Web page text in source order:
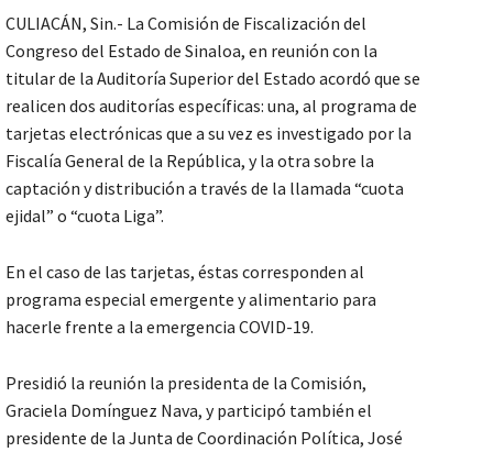
CULIACÁN, Sin.- La Comisión de Fiscalización del
Congreso del Estado de Sinaloa, en reunión con la
titular de la Auditoría Superior del Estado acordó que se
realicen dos auditorías específicas: una, al programa de
tarjetas electrónicas que a su vez es investigado por la
Fiscalía General de la República, y la otra sobre la
captación y distribución a través de la llamada “cuota
ejidal” o “cuota Liga”.
En el caso de las tarjetas, éstas corresponden al
programa especial emergente y alimentario para
hacerle frente a la emergencia COVID-19.
Presidió la reunión la presidenta de la Comisión,
Graciela Domínguez Nava, y participó también el
presidente de la Junta de Coordinación Política, José